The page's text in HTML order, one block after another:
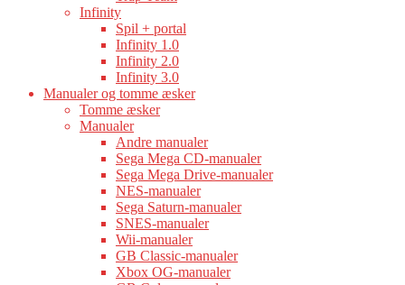
Infinity
Spil + portal
Infinity 1.0
Infinity 2.0
Infinity 3.0
Manualer og tomme æsker
Tomme æsker
Manualer
Andre manualer
Sega Mega CD-manualer
Sega Mega Drive-manualer
NES-manualer
Sega Saturn-manualer
SNES-manualer
Wii-manualer
GB Classic-manualer
Xbox OG-manualer